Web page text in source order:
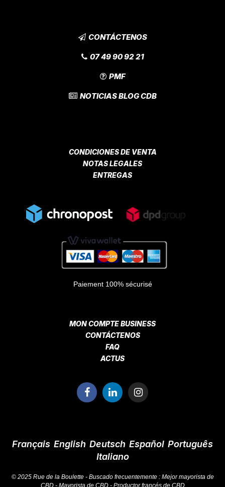
CONTÁCTENOS
07 49 90 92 21
PMF
NOTICIAS BLOG CDB
CONDICIONES DE VENTA
NOTAS LEGALES
ENTREGAS
Paiement 100% sécurisé
MON COMPTE BUSINESS
CONTÁCTENOS
FAQ
ACTUS
Français English Deutsch Español Português
Italiano
© 2025 Rue de la Boulette - Buscado frecuentemente : Mejor mayorista de
CBD- Mayorista de CBD- Productor francés de CBD